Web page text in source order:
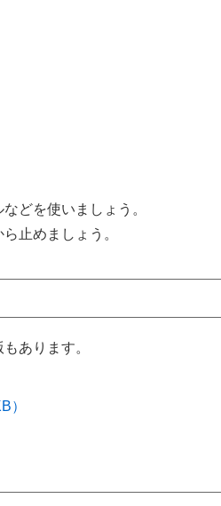
どを使いましょう。
止めましょう。
あります。
）